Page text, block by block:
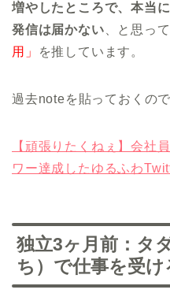
増やしたところで、本当
発信は届かない 、と思っ
用」
を推しています。
過去noteを貼っておくの
【頑張りたくねぇ】会社
ワー達成したゆるふわ
独立3ヶ月前：タ
ち）で仕事を受け